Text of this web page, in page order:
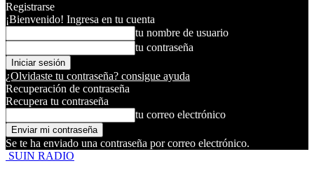
Registrarse
¡Bienvenido! Ingresa en tu cuenta
tu nombre de usuario
tu contraseña
¿Olvidaste tu contraseña? consigue ayuda
Recuperación de contraseña
Recupera tu contraseña
tu correo electrónico
Se te ha enviado una contraseña por correo electrónico.
SUIN RADIO